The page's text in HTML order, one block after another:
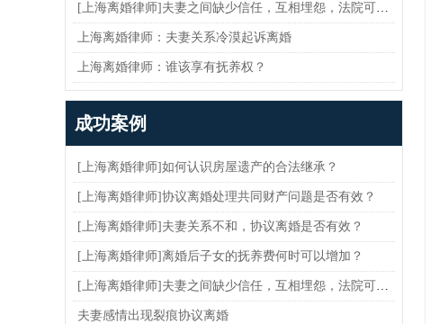
上海离婚律师：夫妻关系冷漠起诉离婚
上海离婚律师：谁该享有抚养权？
成功案例
[上海离婚律师]如何认识房屋遗产的合法继承？
[上海离婚律师]协议离婚处理共同财产问题是否有效？
[上海离婚律师]夫妻关系不和，协议离婚是否有效？
[上海离婚律师]离婚后子女的抚养费何时可以增加？
夫妻感情出现裂痕协议离婚